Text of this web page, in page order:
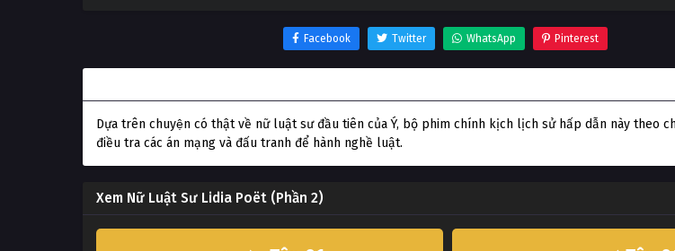
Facebook Twitter WhatsApp Pinterest
Dựa trên chuyện có thật về nữ luật sư đầu tiên của Ý, bộ phim chính kịch lịch sử hấp dẫn này theo
điều tra các án mạng và đấu tranh để hành nghề luật.
Xem Nữ Luật Sư Lidia Poët (Phần 2)